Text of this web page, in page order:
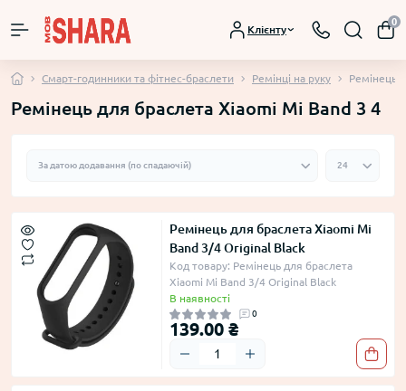
Клієнту
0
Смарт-годинники та фітнес-браслети Ремінці на руку Ремінець
Ремінець для браслета Xiaomi Mi Band 3 4
Ремінець для браслета Xiaomi Mi
Band 3/4 Original Black
Код товару: Ремінець для браслета
Xiaomi Mi Band 3/4 Original Black
В наявності
0
139.00 ₴